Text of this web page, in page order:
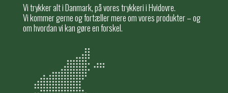
Vi trykker alt i Danmark, på vores trykkeri i Hvidovre.
Vi kommer gerne og fortæller mere om vores produkter – og
om hvordan vi kan gøre en forskel.